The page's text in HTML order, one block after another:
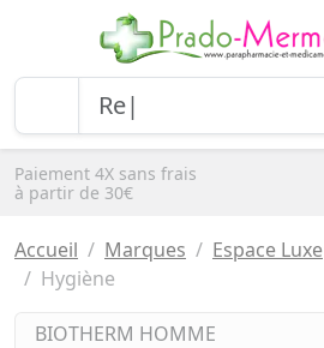
Paiement 4X sans frais
à partir de 30€
Accueil Marques Espace Luxe
Hygiène
BIOTHERM HOMME